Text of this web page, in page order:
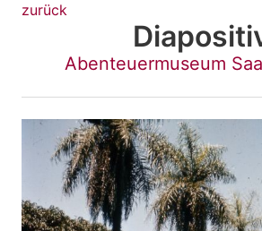
zurück
Abenteuermuseum